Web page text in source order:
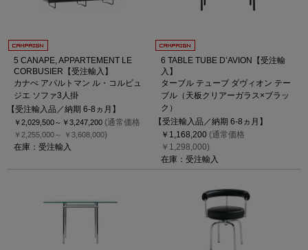
5 CANAPE, APPARTEMENT LE
CORBUSIER【受注輸入】
カナぺ アパルトマン ル・コルビュ
ジエ ソファ3人掛
【受注輸入品／納期 6-8ヵ月】
￥2,029,500～ ￥3,247,200 (通常価格
￥2,255,000～ ￥3,608,000)
在庫：受注輸入
6 TABLE TUBE D’AVION【受注輸
入】
ターブル テューブ ダヴィオン テー
ブル（天板クリアーガラス×ブラッ
ク）
【受注輸入品／納期 6-8ヵ月】
￥1,168,200 (通常価格
￥1,298,000)
在庫：受注輸入